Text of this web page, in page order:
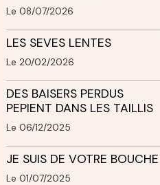
Le 08/07/2026
LES SEVES LENTES
Le 20/02/2026
DES BAISERS PERDUS
PEPIENT DANS LES TAILLIS
Le 06/12/2025
JE SUIS DE VOTRE BOUCHE
Le 01/07/2025